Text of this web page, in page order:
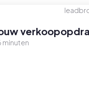
minuten